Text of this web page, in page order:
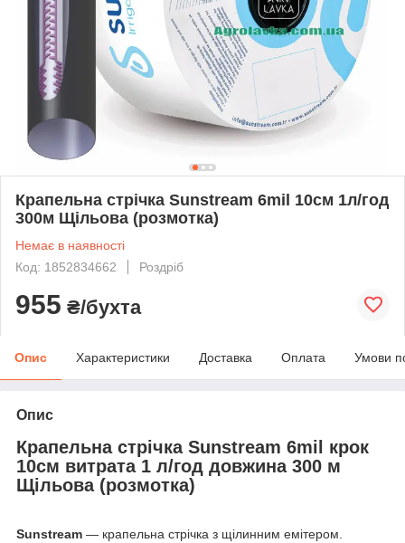
Крапельна стрічка Sunstream 6mil 10см 1л/год
300м Щільова (розмотка)
Немає в наявності
Код: 1852834662
Роздріб
955 ₴/бухта
Опис Характеристики Доставка Оплата Умови
Опис
Крапельна стрічка Sunstream 6mil крок
10см витрата 1 л/год довжина 300 м
Щільова (розмотка)
Sunstream ― крапельна стрічка з щілинним емітером.